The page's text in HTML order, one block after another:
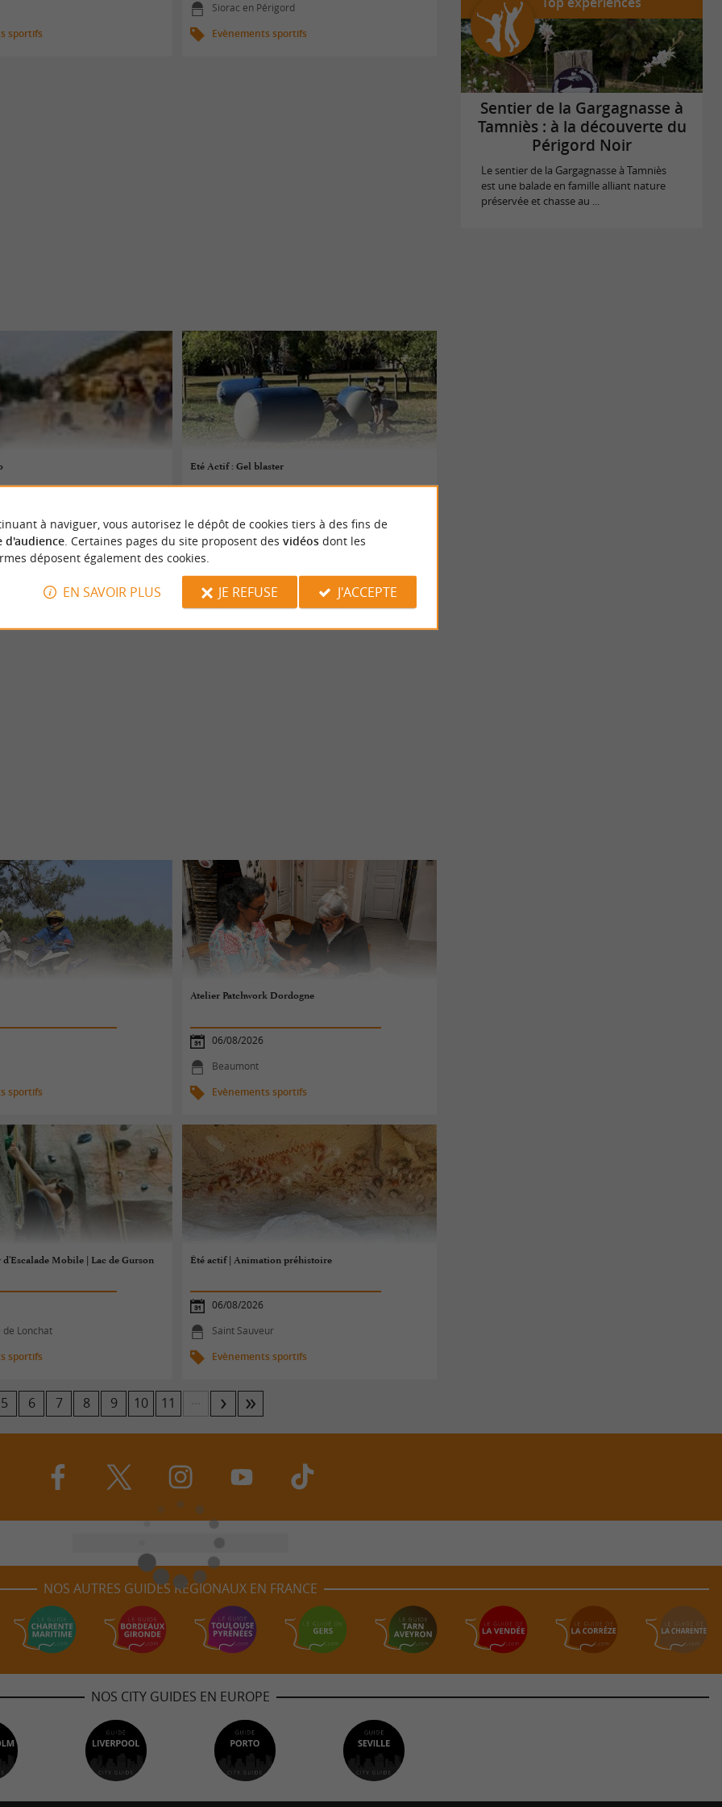
sportifs
Siorac en Périgord
Evènements sportifs
sportifs
Eté Actif : Gel blaster
Le Pizou
sportifs
Atelier Patchwork Dordogne
06/08/2026
Beaumont
Evènements sportifs
d'Escalade Mobile | Lac de Gurson
Lonchat
sportifs
Été actif | Animation préhistoire
06/08/2026
Saint Sauveur
Evènements sportifs
5 6 7 8 9 10 11
Sentier de la Gargagnasse à
Tamniès : à la découverte du
Périgord Noir
Le sentier de la Gargagnasse à Tamniès
est une balade en famille alliant nature
préservée et chasse au ...
NOS AUTRES GUIDES RÉGIONAUX EN FRANCE
NOS CITY GUIDES EN EUROPE
à naviguer, vous autorisez le dépôt de cookies tiers à des fins de
d'audience. Certaines pages du site proposent des vidéosdont les
déposent également des cookies.
EN SAVOIR PLUS JE REFUSE J'ACCEPTE